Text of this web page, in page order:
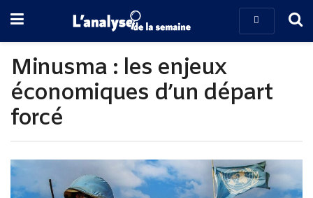
Minusma : les enjeux
économiques d’un départ
forcé